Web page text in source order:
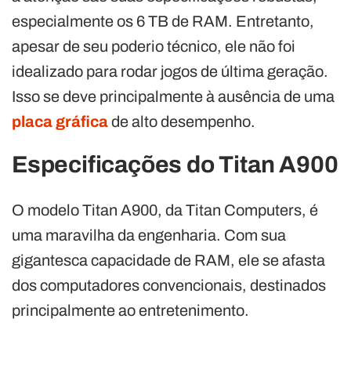
especialmente os 6 TB de RAM. Entretanto,
apesar de seu poderio técnico, ele não foi
idealizado para rodar jogos de última geração.
Isso se deve principalmente à ausência de uma
placa gráficade alto desempenho.
Especificações do Titan A900
O modelo Titan A900, da Titan Computers, é
uma maravilha da engenharia. Com sua
gigantesca capacidade de RAM, ele se afasta
dos computadores convencionais, destinados
principalmente ao entretenimento.